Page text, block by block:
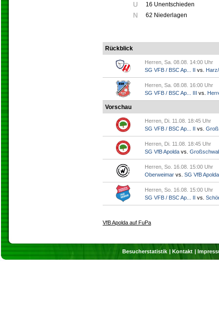
U 16 Unentschieden
N 62 Niederlagen
Rückblick
Herren, Sa. 08.08. 14:00 Uhr
SG VFB / BSC Ap... II vs.
Herren, Sa. 08.08. 16:00 Uhr
SG VFB / BSC Ap... III vs.
Vorschau
Herren, Di. 11.08. 18:45 Uhr
SG VFB / BSC Ap... II vs.
Herren, Di. 11.08. 18:45 Uhr
SG VfB Apolda vs.
Herren, So. 16.08. 15:00 Uhr
Oberweimar vs. SG VfB Apolda
Herren, So. 16.08. 15:00 Uhr
SG VFB / BSC Ap... II vs.
VfB Apolda auf FuPa
Besucherstatistik Kontakt